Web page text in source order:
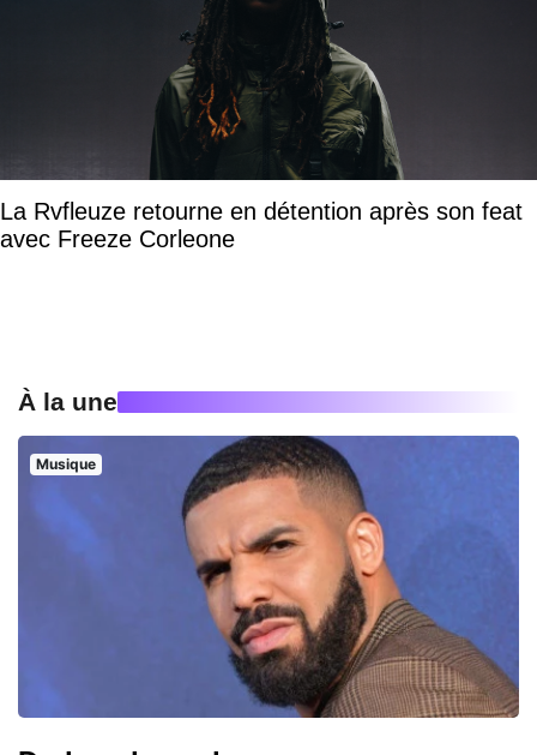
La Rvfleuze retourne en détention après son feat
avec Freeze Corleone
À la une
Musique